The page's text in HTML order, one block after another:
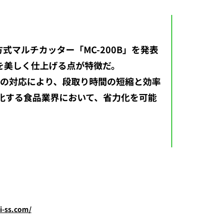
マルチカッター「MC-200B」を発表
しく仕上げる点が特徴だ。
対応により、段取り時間の短縮と効率
る食品業界において、省力化を可能
ss.com/